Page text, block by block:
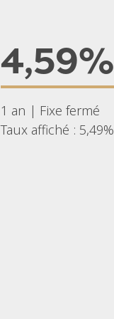
4,59%
1 an | Fixe fermé
Taux affiché : 5,49%